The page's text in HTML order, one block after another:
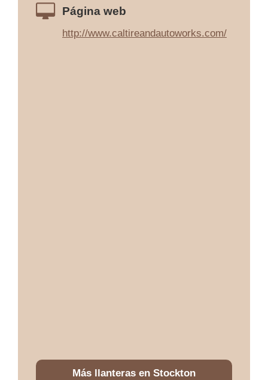
Página web
http://www.caltireandautoworks.com/
Más llanteras en Stockton